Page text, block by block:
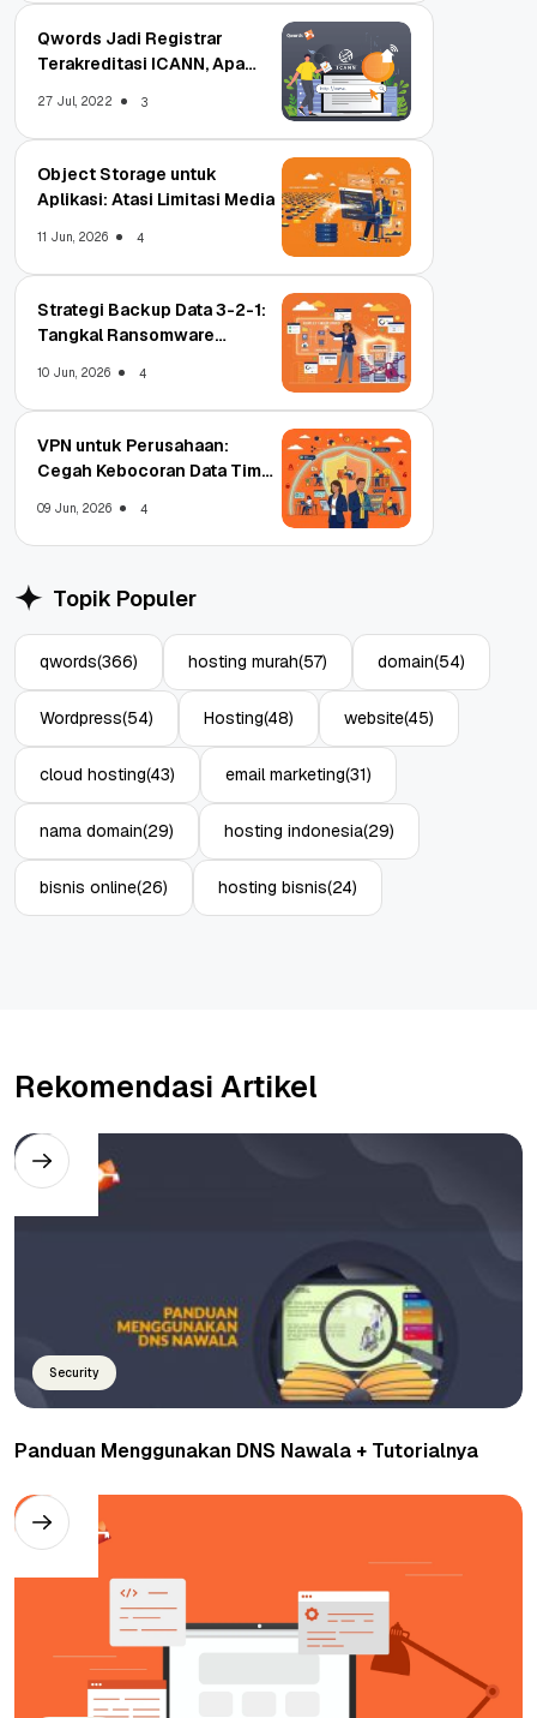
Qwords Jadi Registrar
Terakreditasi ICANN, Apa
27 Jul, 2022 3
Object Storage untuk
Aplikasi: Atasi Limitasi Media
11 Jun, 2026 4
Strategi Backup Data 3-2-1:
Tangkal Ransomware
10 Jun, 2026 4
VPN untuk Perusahaan:
Cegah Kebocoran Data Tim
09 Jun, 2026 4
Topik Populer
qwords(366) hosting murah(57) domain(54)
Wordpress(54) Hosting(48) website(45)
cloud hosting(43) email marketing(31)
nama domain(29) hosting indonesia(29)
bisnis online(26) hosting bisnis(24)
Rekomendasi Artikel
Security
Panduan Menggunakan DNS Nawala + Tutorialnya